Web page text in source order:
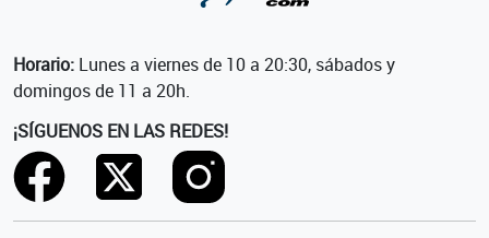
Horario: Lunes a viernes de 10 a 20:30, sábados y
domingos de 11 a 20h.
¡SÍGUENOS EN LAS REDES!